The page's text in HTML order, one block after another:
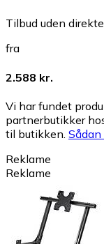
Tilbud uden
fra
2.588 kr.
Vi har fundet
partnerbutikker
til butikken.
Reklame
Reklame